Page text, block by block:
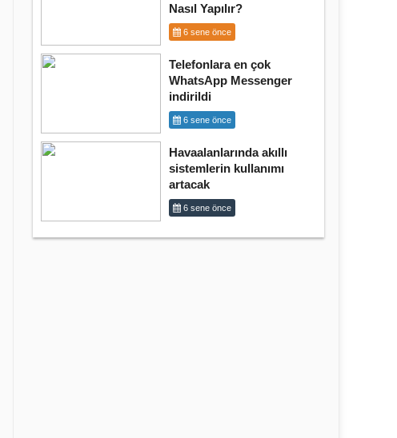
Nasıl Yapılır?
6 sene önce
Telefonlara en çok
WhatsApp Messenger
indirildi
6 sene önce
Havaalanlarında akıllı
sistemlerin kullanımı
artacak
6 sene önce